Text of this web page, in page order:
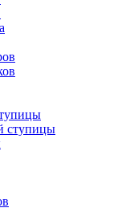
ступицы